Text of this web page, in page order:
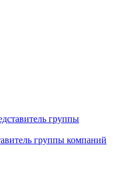
группы компаний